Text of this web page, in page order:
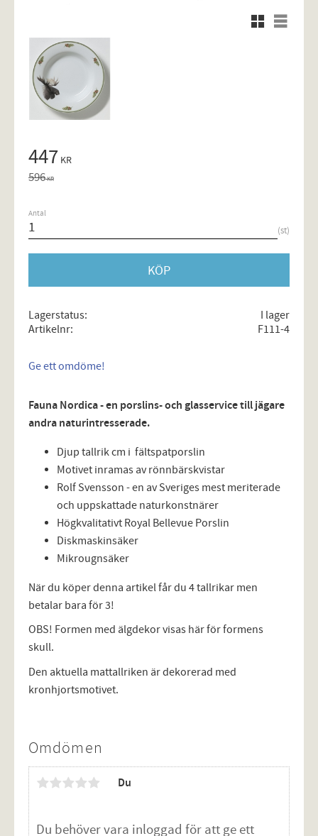
Rutnätsvy
Listvy
Nedsatt pris:
447 KR
Ordinarie pris:
596KR
Antal
st
KÖP
Lagerstatus
I lager
Artikelnr
F111-4
Ge ett omdöme!
Fauna Nordica - en porslins- och glasservice till jägare
andra naturintresserade.
Djup tallrik cm i fältspatporslin
Motivet inramas av rönnbärskvistar
Rolf Svensson - en av Sveriges mest meriterade
och uppskattade naturkonstnärer
Högkvalitativt Royal Bellevue Porslin
Diskmaskinsäker
Mikrougnsäker
När du köper denna artikel får du 4 tallrikar men
betalar bara för 3!
OBS! Formen med älgdekor visas här för formens
skull.
Den aktuella mattallriken är dekorerad med
kronhjortsmotivet.
Omdömen
Du